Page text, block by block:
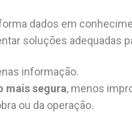
dados em
soluções adequadas
informação.
mais segura, menos
ou da operação.